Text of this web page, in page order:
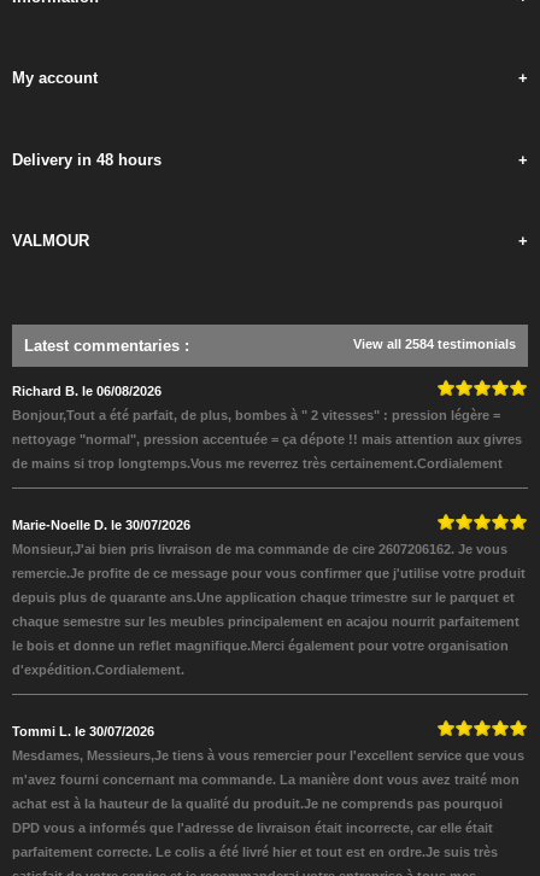
My account +
Delivery in 48 hours +
VALMOUR +
Latest commentaries : View all 2584 testimonials
Richard B. le 06/08/2026
Bonjour,Tout a été parfait, de plus, bombes à " 2 vitesses" : pression légère =
nettoyage "normal", pression accentuée = ça dépote !! mais attention aux givres
de mains si trop longtemps.Vous me reverrez très certainement.Cordialement
Marie-Noelle D. le 30/07/2026
Monsieur,J'ai bien pris livraison de ma commande de cire 2607206162. Je vous
remercie.Je profite de ce message pour vous confirmer que j'utilise votre produit
depuis plus de quarante ans.Une application chaque trimestre sur le parquet et
chaque semestre sur les meubles principalement en acajou nourrit parfaitement
le bois et donne un reflet magnifique.Merci également pour votre organisation
d'expédition.Cordialement.
Tommi L. le 30/07/2026
Mesdames, Messieurs,Je tiens à vous remercier pour l'excellent service que vous
m'avez fourni concernant ma commande. La manière dont vous avez traité mon
achat est à la hauteur de la qualité du produit.Je ne comprends pas pourquoi
DPD vous a informés que l'adresse de livraison était incorrecte, car elle était
parfaitement correcte. Le colis a été livré hier et tout est en ordre.Je suis très